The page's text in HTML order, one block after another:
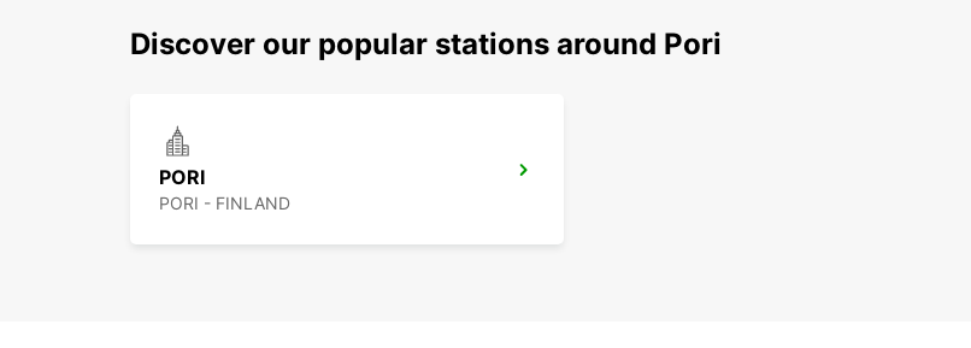
Discover our popular stations around Pori
PORI
PORI - FINLAND